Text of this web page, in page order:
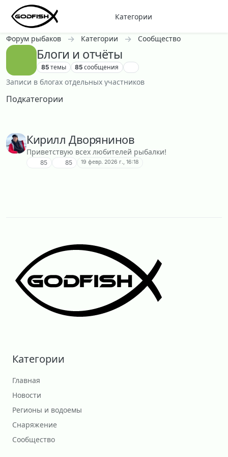
Перейти к содержанию
Категории
Форум рыбаков Категории Сообщество
Блоги и отчёты
85 темы 85 сообщения
Записи в блогах отдельных участников
Подкатегории
Кирилл Дворянинов
Приветствую всех любителей рыбалки!
85 85 19 февр. 2026 г., 16:18
Категории
Главная
Новости
Регионы и водоемы
Снаряжение
Сообщество